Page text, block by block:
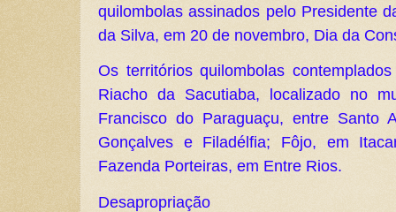
quilombolas assinados pelo Presidente
da Silva, em 20 de novembro, Dia da
Os territórios quilombolas
Riacho da Sacutiaba, localizado no
Francisco do Paraguaçu, entre Santo
Gonçalves e Filadélfia; Fôjo, em
Fazenda Porteiras, em Entre Rios.
Desapropriação